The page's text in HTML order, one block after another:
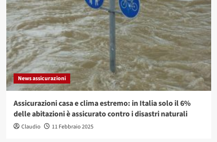
News assicurazioni
Assicurazioni casa e clima estremo: in Italia solo il 6%
delle abitazioni è assicurato contro i disastri naturali
Claudio 11 Febbraio 2025